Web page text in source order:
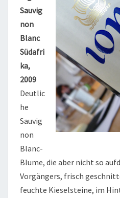
Sauvig
non
Blanc
Südafri
ka,
2009
Deutlic
he
Sauvig
non
Blanc-
Blume, die aber nicht so
Vorgängers, frisch
feuchte Kieselsteine, im